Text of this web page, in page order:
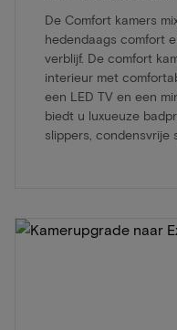
De Comfort kamers
hedendaags comfort
verblijf. De comfort
interieur met
een LED TV en een
biedt u luxueuze
slippers, condensvrije